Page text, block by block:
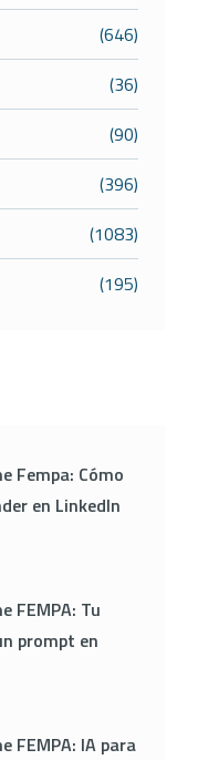
(646)
(36)
(90)
(396)
(1083)
(195)
Fempa: Cómo
en LinkedIn
FEMPA: Tu
prompt en
FEMPA: IA para